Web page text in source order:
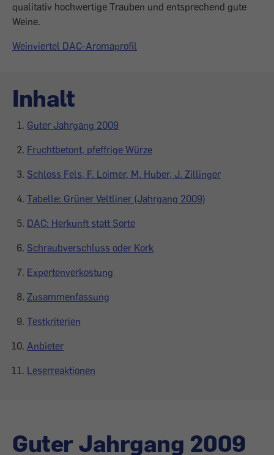
qualitativ hochwer­tige Trauben und entsprechend gute
Weine.
Weinviertel DAC-Aromaprofil
Inhalt
Guter Jahrgang 2009
Fruchtbetont, pfeffrige Würze
Schloss Fels, F. Loimer, M. Huber, J. Zillinger
Tabelle: Grüner Veltliner (Jahrgang 2009)
DAC: Herkunft statt Sorte
Schraubverschluss oder Kork
Expertenverkostung
Zusammenfassung
Testkriterien
Anbieter
Leserreaktionen
Guter Jahrgang 2009